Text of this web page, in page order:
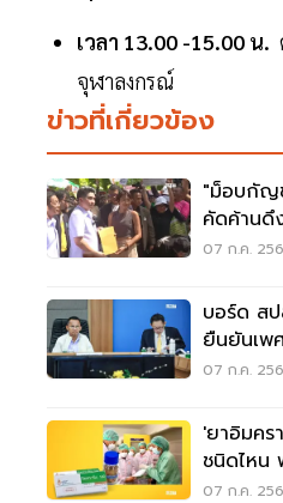
เวลา 13.00 -15.00 น.
จุฬาลงกรณ์
ข่าวที่เกี่ยวข้อง
"ม็อบกัญ
คัดค้านดึ
07 ก.ค.
บอร์ด สป
ยืนยันเพ
เพศ
07 ก.ค.
'ยาอิมคร
ชนิดไหน
07 ก.ค.